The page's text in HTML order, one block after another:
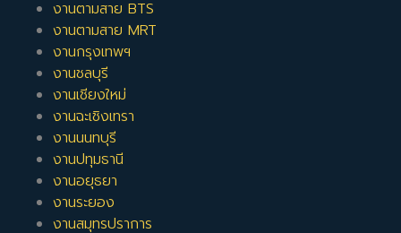
งานตามสาย BTS
งานตามสาย MRT
งานกรุงเทพฯ
งานชลบุรี
งานเชียงใหม่
งานฉะเชิงเทรา
งานนนทบุรี
งานปทุมธานี
งานอยุธยา
งานระยอง
งานสมุทรปราการ